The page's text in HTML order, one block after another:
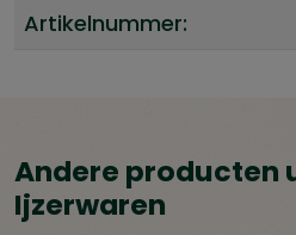
Artikelnummer:
Andere producten
Ijzerwaren